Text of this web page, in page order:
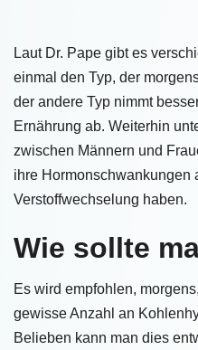
Laut Dr. Pape gibt es
einmal den Typ, der
der andere Typ nimmt
Ernährung ab. Weiterhin
zwischen Männern und
ihre Hormonschwankungen
Verstoffwechselung haben.
Wie sollte
Es wird empfohlen,
gewisse Anzahl an
Belieben kann man dies